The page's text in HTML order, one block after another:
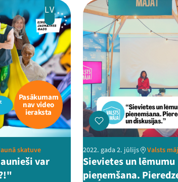
LV
Pasākumam
nav video
ieraksta
skatuve
var
2022. gada 2. jūlijs Valsts
Sievietes un lēmumu
pieņemšana.